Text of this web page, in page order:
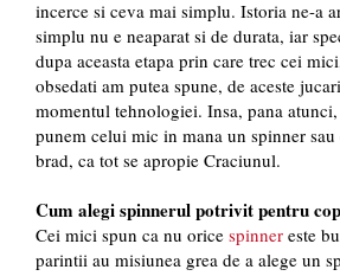
incerce si ceva mai simplu. Istoria ne-a
simplu nu e neaparat si de durata, iar
dupa aceasta etapa prin care trec cei
obsedati am putea spune, de aceste
momentul tehnologiei. Insa, pana
punem celui mic in mana un spinner
brad, ca tot se apropie Craciunul.
Cum alegi spinnerul potrivit pentru
Cei mici spun ca nu orice spinner este
parintii au misiunea grea de a alege un